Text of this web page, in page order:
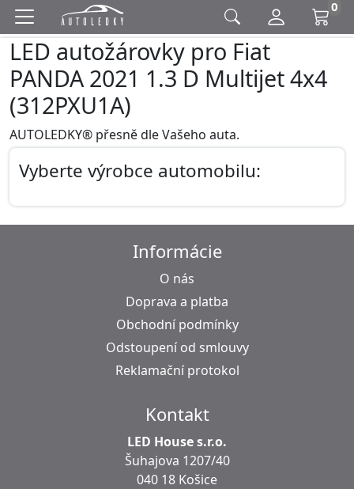
0
LED autožárovky pro Fiat
PANDA 2021 1.3 D Multijet 4x4
(312PXU1A)
AUTOLEDKY® přesně dle Vašeho auta.
Vyberte výrobce automobilu:
Informácie
O nás
Doprava a platba
Obchodní podmínky
Odstoupení od smlouvy
Reklamační protokol
Kontakt
LED House s.r.o.
Šuhajova 1207/40
040 18 Košice